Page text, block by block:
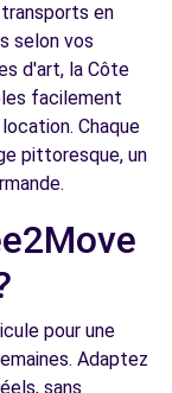
10.8
km
-
10.9
en
selon vos
d'art, la Côte
facilement
Chaque
pittoresque, un
pour une
Adaptez
sans